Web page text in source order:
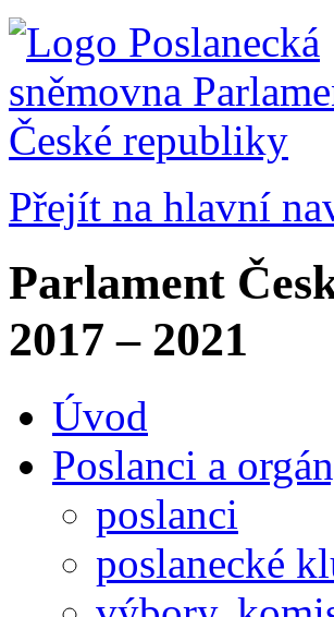
Přejít na hlavní
Parlament
2017 – 2021
Úvod
Poslanci a
poslanci
poslanecké